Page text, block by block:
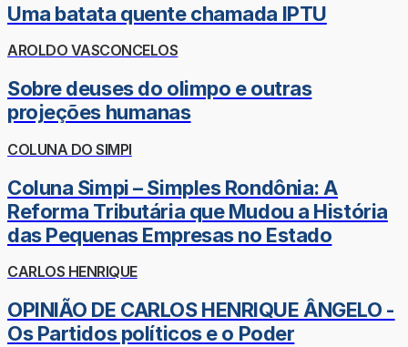
Uma batata quente chamada IPTU
AROLDO VASCONCELOS
Sobre deuses do olimpo e outras
projeções humanas
COLUNA DO SIMPI
Coluna Simpi – Simples Rondônia: A
Reforma Tributária que Mudou a História
das Pequenas Empresas no Estado
CARLOS HENRIQUE
OPINIÃO DE CARLOS HENRIQUE ÂNGELO -
Os Partidos políticos e o Poder